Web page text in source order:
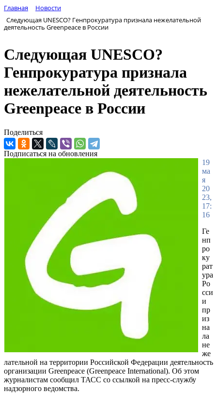
Главная
Новости
Следующая UNESCO? Генпрокуратура признала нежелательной
деятельность Greenpeace в России
Следующая UNESCO?
Генпрокуратура признала
нежелательной деятельность
Greenpeace в России
Поделиться
Подписаться на обновления
19
ма
я
20
23,
17:
16
Ге
нп
ро
ку
рат
ура
Ро
сси
и
пр
из
на
ла
не
же
лательной на территории Российской Федерации деятельность
организации Greenpeace (Greenpeace International). Об этом
журналистам сообщил ТАСС со ссылкой на пресс-службу
надзорного ведомства.